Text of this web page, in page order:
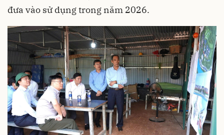
đưa vào sử dụng trong năm 2026.